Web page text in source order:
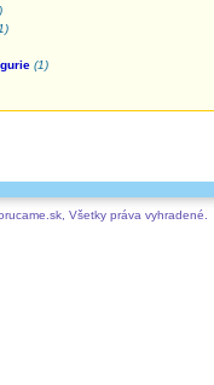
(1)
Všetky práva vyhradené.